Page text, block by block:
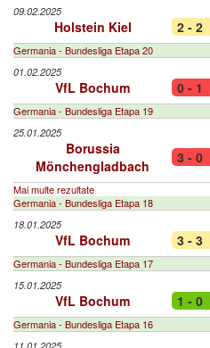
09.02.2025
Holstein Kiel 2 - 2
Germania - Bundesliga Etapa 20
01.02.2025
VfL Bochum 0 - 1
Germania - Bundesliga Etapa 19
25.01.2025
Borussia
Mönchengladbach
3 - 0
Mai multe rezultate
Germania - Bundesliga Etapa 18
18.01.2025
VfL Bochum 3 - 3
Germania - Bundesliga Etapa 17
15.01.2025
VfL Bochum 1 - 0
Germania - Bundesliga Etapa 16